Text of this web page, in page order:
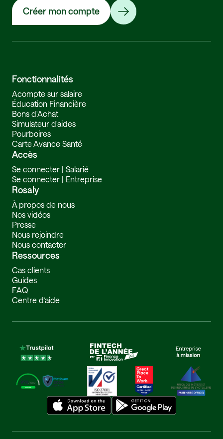
Créer mon compte
Fonctionnalités
Acompte sur salaire
Éducation Financière
Bons d'Achat
Simulateur d'aides
Pourboires
Carte Avance Santé
Accès
Se connecter | Salarié
Se connecter | Entreprise
Rosaly
À propos de nous
Nos vidéos
Presse
Nous rejoindre
Nous contacter
Ressources
Cas clients
Guides
FAQ
Centre d’aide